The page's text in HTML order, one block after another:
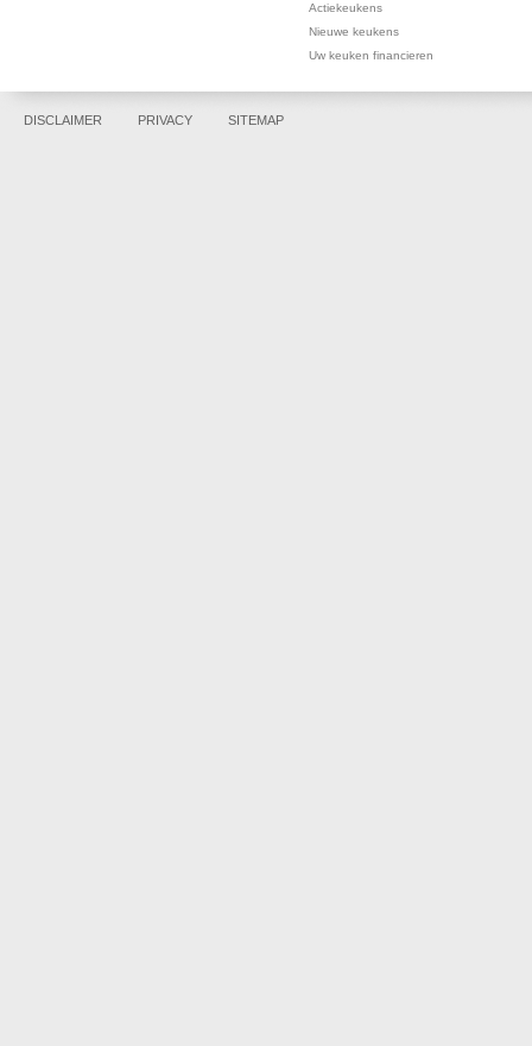
Actiekeukens
Nieuwe keukens
Uw keuken financieren
DISCLAIMER PRIVACY SITEMAP